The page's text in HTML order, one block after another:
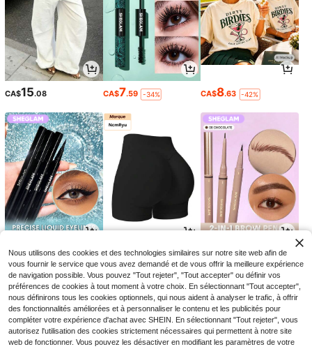
CA$15.08 CA$7.59 -34% CA$8.63 -42%
CA$4.27 -29% CA$8.88 CA$3.60 -34%
Nous utilisons des cookies et des technologies similaires sur notre site web afin de
vous fournir le service que vous avez demandé et de vous offrir la meilleure expérience
de navigation possible. Vous pouvez "Tout rejeter", "Tout accepter" ou définir vos
préférences de cookies à tout moment à votre choix. En sélectionnant "Tout accepter",
nous définirons tous les cookies optionnels, qui nous aident à analyser le trafic, à offrir
des fonctionnalités améliorées et à personnaliser le contenu et les publicités pour
compléter votre expérience d'achat avec SHEIN. En sélectionnant "Tout rejeter", vous
autorisez l'utilisation des cookies strictement nécessaires qui permettent à notre site
web de fonctionner. Vous pouvez les désactiver en modifiant les paramètres de votre